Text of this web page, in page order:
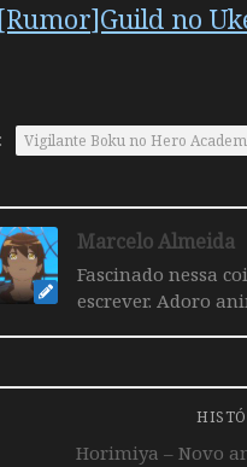
[Rumor]Guild no
Vigilante Boku no Hero
Marcelo Almeida
Fascinado nessa
escrever. Adoro
Horimiya – Novo